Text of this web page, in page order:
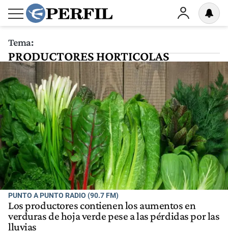
Tema:
PRODUCTORES HORTICOLAS
PUNTO A PUNTO RADIO (90.7 FM)
Los productores contienen los aumentos en
verduras de hoja verde pese a las pérdidas por las
lluvias